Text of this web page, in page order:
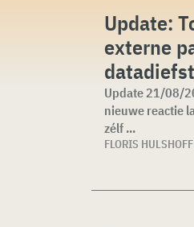
Update:
externe
Update 21/08/
nieuwe reactie
zélf ...
FLORIS